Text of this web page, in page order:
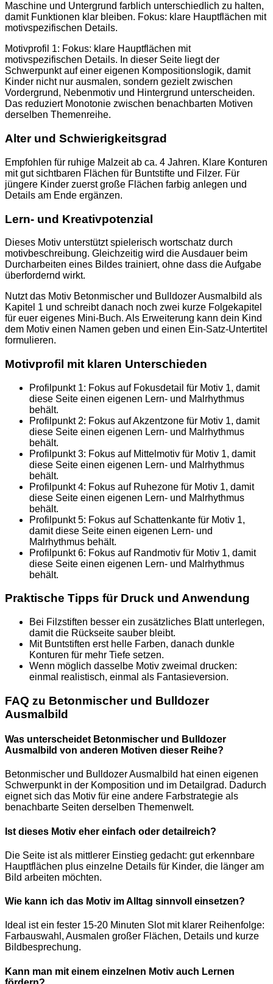
Maschine und Untergrund farblich unterschiedlich zu halten,
damit Funktionen klar bleiben. Fokus: klare Hauptflächen mit
motivspezifischen Details.
Motivprofil 1: Fokus: klare Hauptflächen mit
motivspezifischen Details. In dieser Seite liegt der
Schwerpunkt auf einer eigenen Kompositionslogik, damit
Kinder nicht nur ausmalen, sondern gezielt zwischen
Vordergrund, Nebenmotiv und Hintergrund unterscheiden.
Das reduziert Monotonie zwischen benachbarten Motiven
derselben Themenreihe.
Alter und Schwierigkeitsgrad
Empfohlen für ruhige Malzeit ab ca. 4 Jahren. Klare Konturen
mit gut sichtbaren Flächen für Buntstifte und Filzer. Für
jüngere Kinder zuerst große Flächen farbig anlegen und
Details am Ende ergänzen.
Lern- und Kreativpotenzial
Dieses Motiv unterstützt spielerisch wortschatz durch
motivbeschreibung. Gleichzeitig wird die Ausdauer beim
Durcharbeiten eines Bildes trainiert, ohne dass die Aufgabe
überfordernd wirkt.
Nutzt das Motiv Betonmischer und Bulldozer Ausmalbild als
Kapitel 1 und schreibt danach noch zwei kurze Folgekapitel
für euer eigenes Mini-Buch. Als Erweiterung kann dein Kind
dem Motiv einen Namen geben und einen Ein-Satz-Untertitel
formulieren.
Motivprofil mit klaren Unterschieden
Profilpunkt 1: Fokus auf Fokusdetail für Motiv 1, damit
diese Seite einen eigenen Lern- und Malrhythmus
behält.
Profilpunkt 2: Fokus auf Akzentzone für Motiv 1, damit
diese Seite einen eigenen Lern- und Malrhythmus
behält.
Profilpunkt 3: Fokus auf Mittelmotiv für Motiv 1, damit
diese Seite einen eigenen Lern- und Malrhythmus
behält.
Profilpunkt 4: Fokus auf Ruhezone für Motiv 1, damit
diese Seite einen eigenen Lern- und Malrhythmus
behält.
Profilpunkt 5: Fokus auf Schattenkante für Motiv 1,
damit diese Seite einen eigenen Lern- und
Malrhythmus behält.
Profilpunkt 6: Fokus auf Randmotiv für Motiv 1, damit
diese Seite einen eigenen Lern- und Malrhythmus
behält.
Praktische Tipps für Druck und Anwendung
Bei Filzstiften besser ein zusätzliches Blatt unterlegen,
damit die Rückseite sauber bleibt.
Mit Buntstiften erst helle Farben, danach dunkle
Konturen für mehr Tiefe setzen.
Wenn möglich dasselbe Motiv zweimal drucken:
einmal realistisch, einmal als Fantasieversion.
FAQ zu Betonmischer und Bulldozer
Ausmalbild
Was unterscheidet Betonmischer und Bulldozer
Ausmalbild von anderen Motiven dieser Reihe?
Betonmischer und Bulldozer Ausmalbild hat einen eigenen
Schwerpunkt in der Komposition und im Detailgrad. Dadurch
eignet sich das Motiv für eine andere Farbstrategie als
benachbarte Seiten derselben Themenwelt.
Ist dieses Motiv eher einfach oder detailreich?
Die Seite ist als mittlerer Einstieg gedacht: gut erkennbare
Hauptflächen plus einzelne Details für Kinder, die länger am
Bild arbeiten möchten.
Wie kann ich das Motiv im Alltag sinnvoll einsetzen?
Ideal ist ein fester 15-20 Minuten Slot mit klarer Reihenfolge:
Farbauswahl, Ausmalen großer Flächen, Details und kurze
Bildbesprechung.
Kann man mit einem einzelnen Motiv auch Lernen